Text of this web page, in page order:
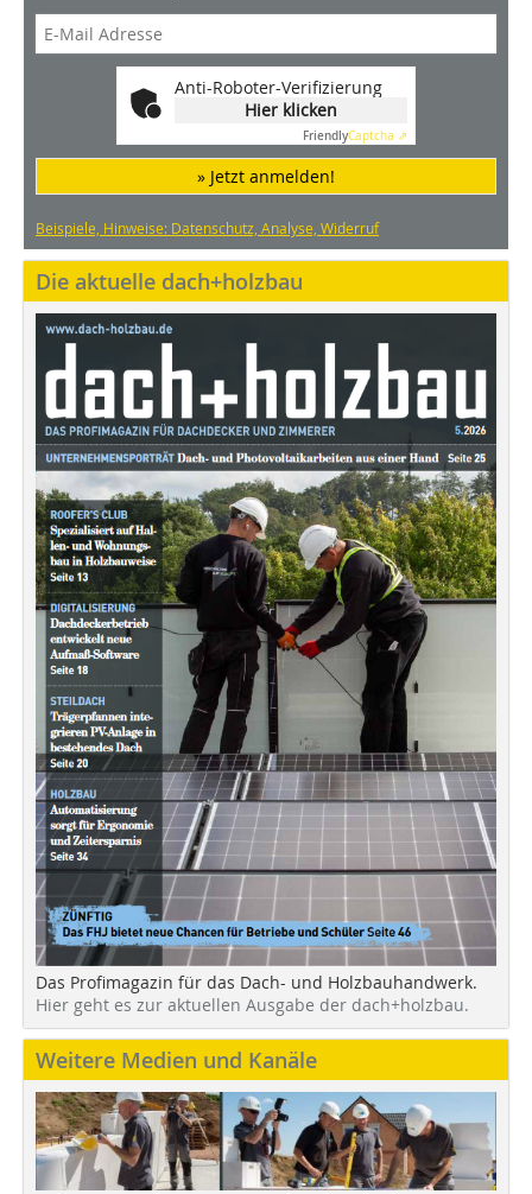
Anti-Roboter-Verifizierung
Hier klicken
FriendlyCaptcha ⇗
» Jetzt anmelden!
Beispiele, Hinweise: Datenschutz, Analyse, Widerruf
Die aktuelle dach+holzbau
Das Profimagazin für das Dach- und Holzbauhandwerk.
Hier geht es zur aktuellen Ausgabe der dach+holzbau.
Weitere Medien und Kanäle